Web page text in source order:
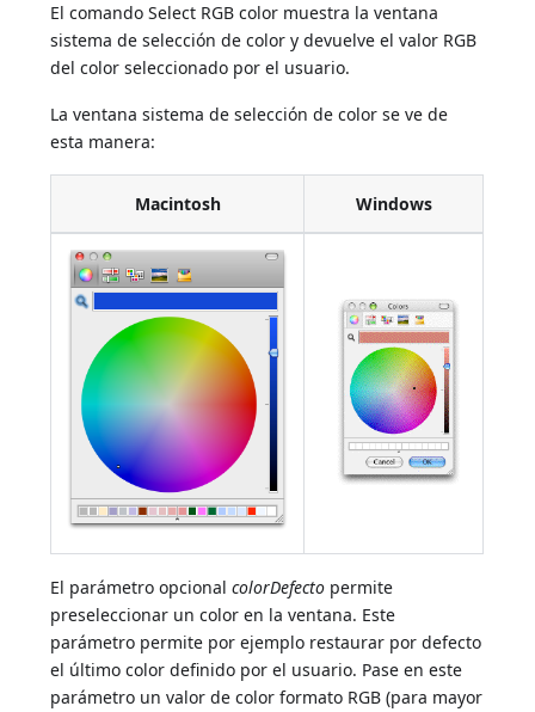
El comando Select RGB color muestra la ventana
sistema de selección de color y devuelve el valor RGB
del color seleccionado por el usuario.
La ventana sistema de selección de color se ve de
esta manera:
Macintosh Windows
El parámetro opcionalcolorDefecto permite
preseleccionar un color en la ventana. Este
parámetro permite por ejemplo restaurar por defecto
el último color definido por el usuario. Pase en este
parámetro un valor de color formato RGB (para mayor